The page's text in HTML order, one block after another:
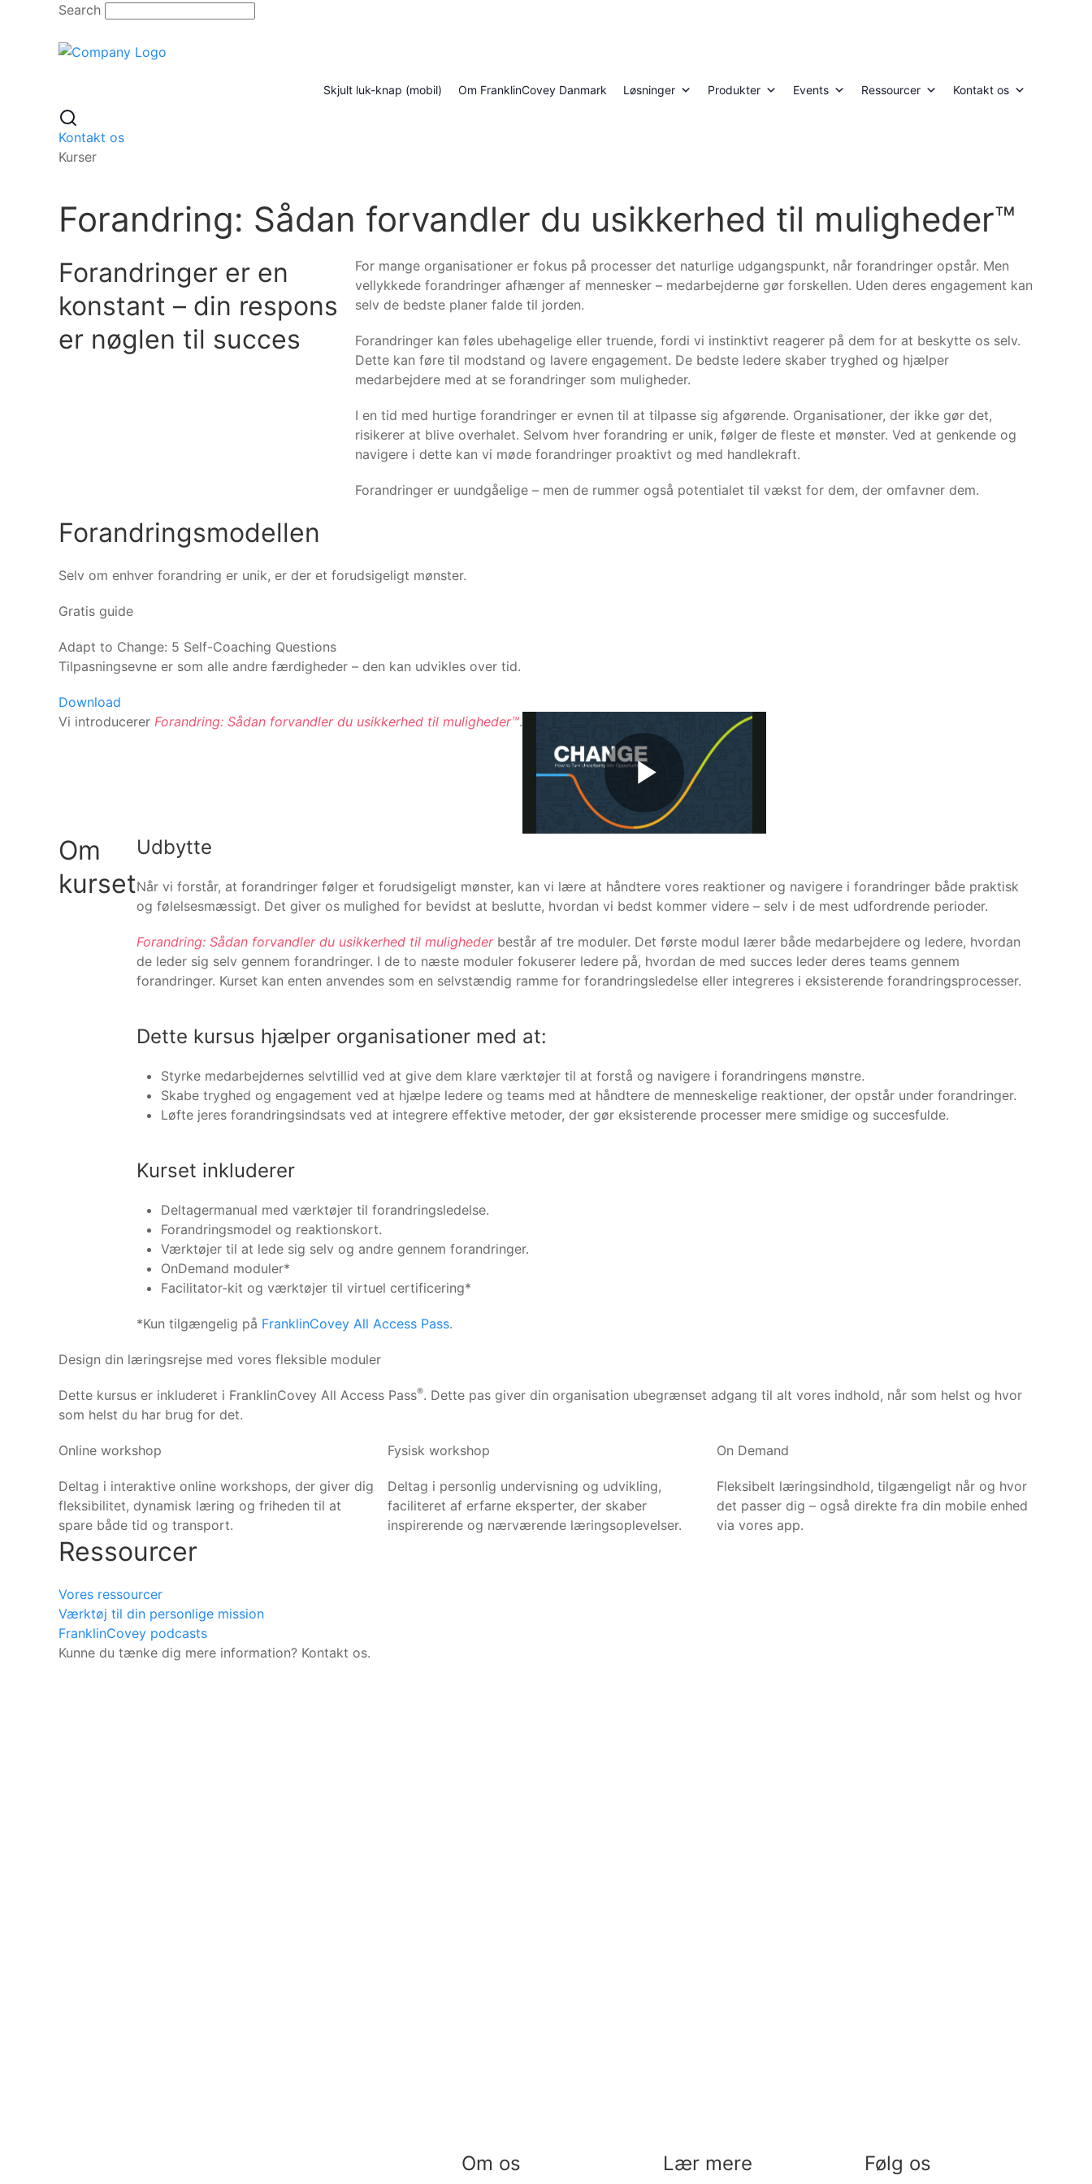
Skip
content
Search
Skjult luk-knap (mobil) Om FranklinCovey Danmark Løsninger Produkter Events Ressourcer Kontakt os
Kontakt os
Kurser
Forandring: Sådan forvandler du usikkerhed til muligheder™
Forandringer er en
konstant – din respons
er nøglen til succes
For mange organisationer er fokus på processer det naturlige udgangspunkt, når forandringer opstår. Men
vellykkede forandringer afhænger af mennesker – medarbejderne gør forskellen. Uden deres engagement kan
selv de bedste planer falde til jorden.
Forandringer kan føles ubehagelige eller truende, fordi vi instinktivt reagerer på dem for at beskytte os selv.
Dette kan føre til modstand og lavere engagement. De bedste ledere skaber tryghed og hjælper
medarbejdere med at se forandringer som muligheder.
I en tid med hurtige forandringer er evnen til at tilpasse sig afgørende. Organisationer, der ikke gør det,
risikerer at blive overhalet. Selvom hver forandring er unik, følger de fleste et mønster. Ved at genkende og
navigere i dette kan vi møde forandringer proaktivt og med handlekraft.
Forandringer er uundgåelige – men de rummer også potentialet til vækst for dem, der omfavner dem.
Forandringsmodellen
Selv om enhver forandring er unik, er der et forudsigeligt mønster.
Gratis guide
Adapt to Change: 5 Self-Coaching Questions
Tilpasningsevne er som alle andre færdigheder – den kan udvikles over tid.
Download
Vi introducerer Forandring: Sådan forvandler du usikkerhed til muligheder™.
Om
kurset
Udbytte
Når vi forstår, at forandringer følger et forudsigeligt mønster, kan vi lære at håndtere vores reaktioner og navigere i forandringer både praktisk
og følelsesmæssigt. Det giver os mulighed for bevidst at beslutte, hvordan vi bedst kommer videre – selv i de mest udfordrende perioder.
Forandring: Sådan forvandler du usikkerhed til mulighederbestår af tre moduler. Det første modul lærer både medarbejdere og ledere, hvordan
de leder sig selv gennem forandringer. I de to næste moduler fokuserer ledere på, hvordan de med succes leder deres teams gennem
forandringer. Kurset kan enten anvendes som en selvstændig ramme for forandringsledelse eller integreres i eksisterende forandringsprocesser.
Dette kursus hjælper organisationer med at:
Styrke medarbejdernes selvtillid ved at give dem klare værktøjer til at forstå og navigere i forandringens mønstre.
Skabe tryghed og engagement ved at hjælpe ledere og teams med at håndtere de menneskelige reaktioner, der opstår under forandringer.
Løfte jeres forandringsindsats ved at integrere effektive metoder, der gør eksisterende processer mere smidige og succesfulde.
Kurset inkluderer
Deltagermanual med værktøjer til forandringsledelse.
Forandringsmodel og reaktionskort.
Værktøjer til at lede sig selv og andre gennem forandringer.
OnDemand moduler*
Facilitator-kit og værktøjer til virtuel certificering*
*Kun tilgængelig på FranklinCovey All Access Pass.
Design din læringsrejse med vores fleksible moduler
Dette kursus er inkluderet i FranklinCovey All Access Pass®. Dette pas giver din organisation ubegrænset adgang til alt vores indhold, når som helst og hvor
som helst du har brug for det.
Online workshop
Deltag i interaktive online workshops, der giver dig
fleksibilitet, dynamisk læring og friheden til at
spare både tid og transport.
Fysisk workshop
Deltag i personlig undervisning og udvikling,
faciliteret af erfarne eksperter, der skaber
inspirerende og nærværende læringsoplevelser.
On Demand
Fleksibelt læringsindhold, tilgængeligt når og hvor
det passer dig – også direkte fra din mobile enhed
via vores app.
Ressourcer
Vores ressourcer
Værktøj til din personlige mission
FranklinCovey podcasts
Kunne du tænke dig mere information? Kontakt os.
Om os Lær mere Følg os